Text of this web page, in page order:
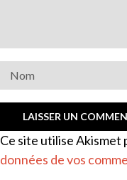
Ce site utilise Akismet
données de vos